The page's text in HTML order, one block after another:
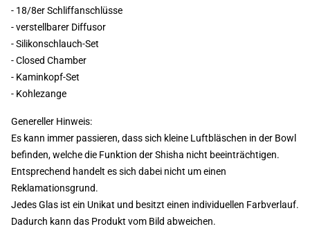
- 18/8er Schliffanschlüsse
- verstellbarer Diffusor
- Silikonschlauch-Set
- Closed Chamber
- Kaminkopf-Set
- Kohlezange
Genereller Hinweis:
Es kann immer passieren, dass sich kleine Luftbläschen in der Bowl
befinden, welche die Funktion der Shisha nicht beeinträchtigen.
Entsprechend handelt es sich dabei nicht um einen
Reklamationsgrund.
Jedes Glas ist ein Unikat und besitzt einen individuellen Farbverlauf.
Dadurch kann das Produkt vom Bild abweichen.